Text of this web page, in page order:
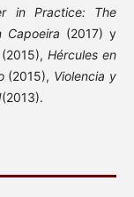
in Practice: The
Capoeira (2017) y
(2015),Hércules en
(2015), Violencia y
(2013).